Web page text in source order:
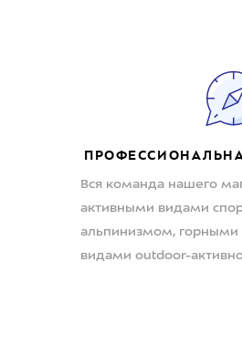
Вся команда нашего
активными видами
альпинизмом,
видами outdoor-